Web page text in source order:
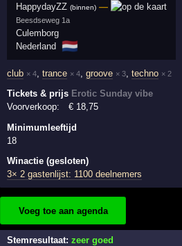
HappydayZZ (binnen) —
Beesdseweg 1a
Culemborg
Nederland
🇳🇱
club × 4,trance × 4,groove × 3,techno × 2
Tickets & prijs Erotic Sunday vibe
Voorverkoop:
€ 18,75
Minimumleeftijd
18
Winactie (gesloten)
3× 2 gastenlijst: 1100 deelnemers
Voeg toe aan agenda
Stemresultaat:zeer goed